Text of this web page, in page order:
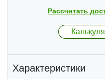
Рассчитать
Характеристики